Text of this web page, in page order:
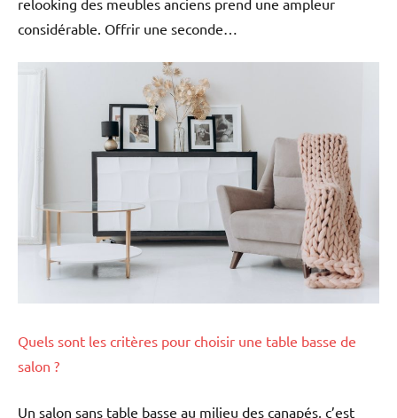
relooking des meubles anciens prend une ampleur
considérable. Offrir une seconde…
Quels sont les critères pour choisir une table basse de
salon ?
Un salon sans table basse au milieu des canapés, c’est